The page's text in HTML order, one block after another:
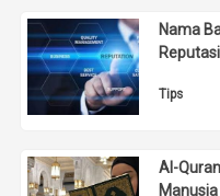
Nama
Tips
Al-
Manusia